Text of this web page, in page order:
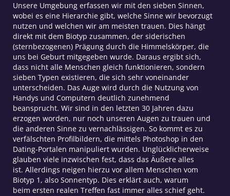
Unsere Umgebung erfassen wir mit den sieben Sinnen,
wobei es eine Hierarchie gibt, welche Sinne wir bevorzugt
nutzen und welchen wir am meisten trauen. Dies hängt
direkt mit dem Biotyp zusammen, der siderischen
(sternbezogenen) Prägung durch die Himmelskörper, die
uns bei Geburt mitgegeben wurde. Daraus ergibt sich,
dass nicht alle Menschen gleich funktionieren, sondern
sieben Typen existieren, die sich sehr voneinander
unterscheiden. Das Auge wird durch die Nutzung von
Handys und Computern deutlich zunehmend
beansprucht. Wir sind in den letzten 30 Jahren dazu
erzogen worden, nur noch unseren Augen zu trauen und
die anderen Sinne zu vernachlässigen. So kommt es zu
verfälschten Profilbildern, die mittels Photoshop in den
Dating-Portalen manipuliert wurden. Unglücklicherweise
glauben viele inzwischen fest, dass das Äußere alles
ist. Allerdings neigen hierzu vor allem Menschen vom
Biotyp 1, also Sonnentyp. Dies erklärt auch, warum
beim ersten realen Treffen fast immer alles schief geht.